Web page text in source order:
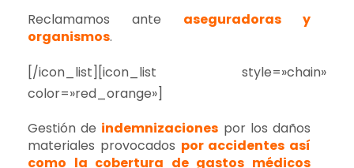
Reclamamos ante aseguradoras y
organismos.
[/icon_list][icon_list style=»chain»
color=»red_orange»]
Gestión de indemnizaciones por los daños
materiales provocados por accidentes así
como la cobertura de gastos médicos